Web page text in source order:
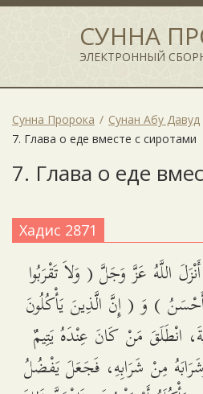
СУННА
ЭЛЕКТРОННЫЙ
Сунна Пророка Сунан Абу Давуд
7. Глава о еде вместе с сиротами
7. Глава о еде
Хадис 2871
اللَّهُ عَزَّ وَجَلَّ ( وَلاَ تَقْرَبُوا
أَحْسَنُ ) وَ ( إِنَّ الَّذِينَ يَأْكُلُونَ
انْطَلَقَ مَنْ كَانَ عِنْدَهُ يَتِيمٌ
مِنْ شَرَابِهِ، فَجَعَلَ يَفْضُلُ